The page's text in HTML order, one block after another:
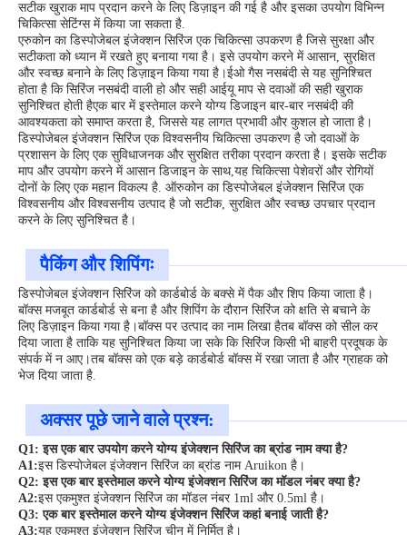
सटीक खुराक माप प्रदान करने के लिए डिज़ाइन की गई है और इसका उपयोग विभिन्न
चिकित्सा सेटिंग्स में किया जा सकता है.
एरुकोन का डिस्पोजेबल इंजेक्शन सिरिंज एक चिकित्सा उपकरण है जिसे सुरक्षा और
सटीकता को ध्यान में रखते हुए बनाया गया है। इसे उपयोग करने में आसान, सुरक्षित
और स्वच्छ बनाने के लिए डिज़ाइन किया गया है।ईओ गैस नसबंदी से यह सुनिश्चित
होता है कि सिरिंज नसबंदी वाली हो और सही आईयू माप से दवाओं की सही खुराक
सुनिश्चित होती हैएक बार में इस्तेमाल करने योग्य डिजाइन बार-बार नसबंदी की
आवश्यकता को समाप्त करता है, जिससे यह लागत प्रभावी और कुशल हो जाता है।
डिस्पोजेबल इंजेक्शन सिरिंज एक विश्वसनीय चिकित्सा उपकरण है जो दवाओं के
प्रशासन के लिए एक सुविधाजनक और सुरक्षित तरीका प्रदान करता है। इसके सटीक
माप और उपयोग करने में आसान डिजाइन के साथ,यह चिकित्सा पेशेवरों और रोगियों
दोनों के लिए एक महान विकल्प है. ऑरुकोन का डिस्पोजेबल इंजेक्शन सिरिंज एक
विश्वसनीय और विश्वसनीय उत्पाद है जो सटीक, सुरक्षित और स्वच्छ उपचार प्रदान
करने के लिए सुनिश्चित है।
पैकिंग और शिपिंगः
डिस्पोजेबल इंजेक्शन सिरिंज को कार्डबोर्ड के बक्से में पैक और शिप किया जाता है।
बॉक्स मजबूत कार्डबोर्ड से बना है और शिपिंग के दौरान सिरिंज को क्षति से बचाने के
लिए डिज़ाइन किया गया है।बॉक्स पर उत्पाद का नाम लिखा हैतब बॉक्स को सील कर
दिया जाता है ताकि यह सुनिश्चित किया जा सके कि सिरिंज किसी भी बाहरी प्रदूषक के
संपर्क में न आए।तब बॉक्स को एक बड़े कार्डबोर्ड बॉक्स में रखा जाता है और ग्राहक को
भेज दिया जाता है.
अक्सर पूछे जाने वाले प्रश्न:
Q1: इस एक बार उपयोग करने योग्य इंजेक्शन सिरिंज का ब्रांड नाम क्या है?
A1:इस डिस्पोजेबल इंजेक्शन सिरिंज का ब्रांड नाम Aruikon है।
Q2: इस एक बार इस्तेमाल करने योग्य इंजेक्शन सिरिंज का मॉडल नंबर क्या है?
A2:इस एकमुश्त इंजेक्शन सिरिंज का मॉडल नंबर 1ml और 0.5ml है।
Q3: एक बार इस्तेमाल करने योग्य इंजेक्शन सिरिंज कहां बनाई जाती है?
A3:यह एकमुश्त इंजेक्शन सिरिंज चीन में निर्मित है।